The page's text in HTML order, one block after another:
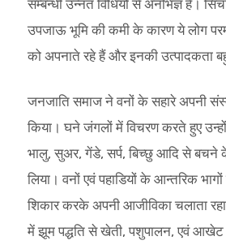
सम्बन्धी उन्नत विधियों से अनभिज्ञ है।
उपजाऊ भूमि की कमी के कारण ये लोग
को अपनाते रहे हैं और इनकी उत्पादकता
जनजाति समाज ने वनों के सहारे अपनी
किया। घने जंगलों में विचरण करते हुए
भालु, सुअर, गेंडे, सर्प, बिच्छु आदि से बचने
लिया। वनों एवं पहाडियों के आन्तरिक
शिकार करके अपनी आजीविका चलाता
में झूम पद्धति से खेती, पशुपालन, एवं आखेट